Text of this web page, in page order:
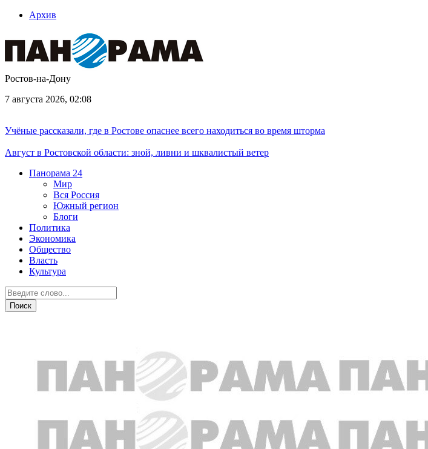
Архив
Ростов-на-Дону
7 августа 2026, 02:08
Учёные рассказали, где в Ростове опаснее всего находиться во время шторма
Август в Ростовской области: зной, ливни и шквалистый ветер
Панорама 24
Мир
Вся Россия
Южный регион
Блоги
Политика
Экономика
Общество
Власть
Культура